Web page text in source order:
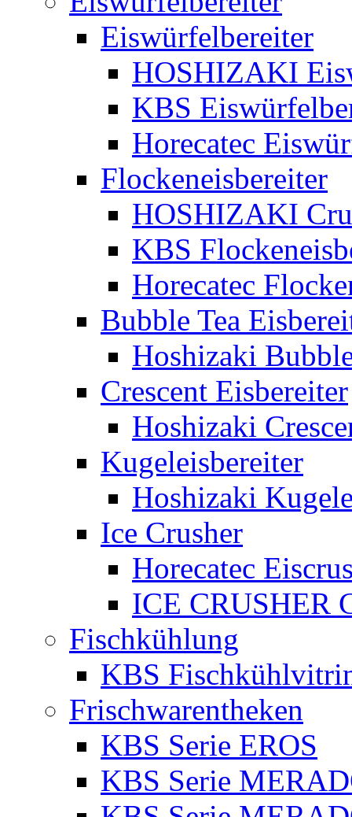
Eiswürfelbereiter
HOSHIZAKI
KBS
Horecatec
Flockeneisbereiter
HOSHIZAKI
KBS
Horecatec
Bubble Tea
Hoshizaki
Crescent Eisbereiter
Hoshizaki
Kugeleisbereiter
Hoshizaki
Ice Crusher
Horecatec
ICE CRUSHER
Fischkühlung
KBS
Frischwarentheken
KBS Serie EROS
KBS Serie